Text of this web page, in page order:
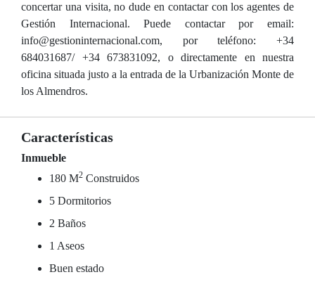
concertar una visita, no dude en contactar con los agentes de
Gestión Internacional. Puede contactar por email:
info@gestioninternacional.com, por teléfono: +34
684031687/ +34 673831092, o directamente en nuestra
oficina situada justo a la entrada de la Urbanización Monte de
los Almendros.
Características
Inmueble
180 M2 Construidos
5 Dormitorios
2 Baños
1 Aseos
Buen estado